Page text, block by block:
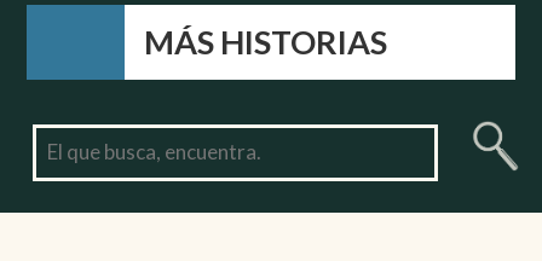
MÁS HISTORIAS